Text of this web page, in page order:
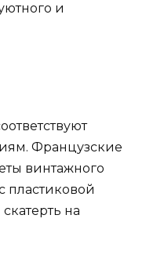
и
Французские
винтажного
пластиковой
на